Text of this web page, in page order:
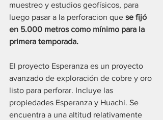
muestreo y estudios geofísicos, para
luego pasar a la perforacion que se fijó
en 5.000 metros como mínimo para la
primera temporada.
El proyecto Esperanza es un proyecto
avanzado de exploración de cobre y oro
listo para perforar. Incluye las
propiedades Esperanza y Huachi. Se
encuentra a una altitud relativamente